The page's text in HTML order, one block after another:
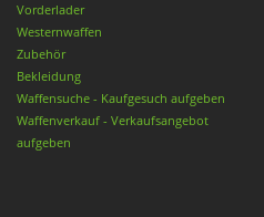
Vorderlader
Westernwaffen
Zubehör
Bekleidung
Waffensuche - Kaufgesuch aufgeben
Waffenverkauf - Verkaufsangebot
aufgeben